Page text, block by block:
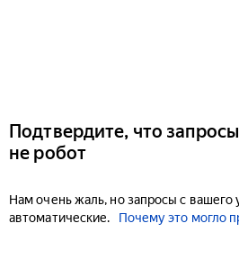
Подтвердите, что
не робот
Нам очень жаль, но запросы с вашего
автоматические.
Почему это могло